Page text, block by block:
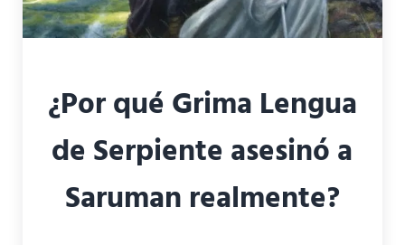
¿Por qué Grima Lengua
de Serpiente asesinó a
Saruman realmente?